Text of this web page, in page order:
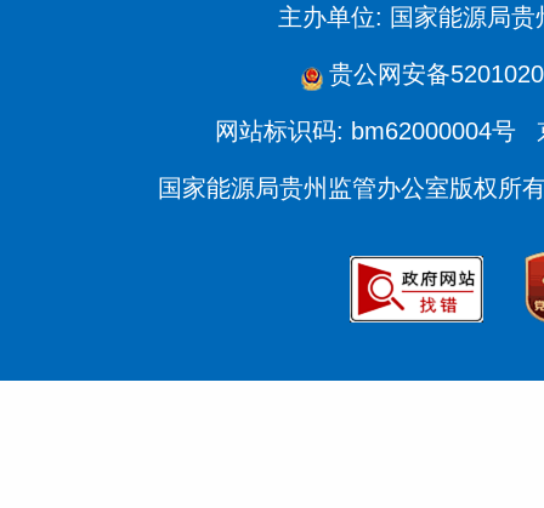
主办单位: 国家能源局贵
贵公网安备
网站标识码: bm62000004号
国家能源局贵州监管办公室版权所